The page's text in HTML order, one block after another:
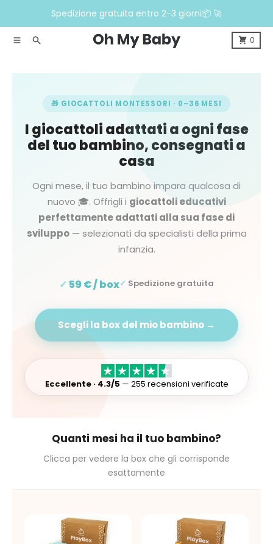
Vai direttamente ai contenuti
Spedizione gratuita entro 2-3 giorni📦 🚀
MenùRicerca 0
🎁 GIOCATTOLI MONTESSORI · 0–36 MESI
I giocattoli adattati a ogni fase
del tuo bambino, consegnati a
casa
Ogni mese, il tuo bambino impara qualcosa di
nuovo 🎓. Offrigli i giocattoli educativi
perfettamente adattati alla sua fase di
sviluppo— selezionati da specialisti della prima
infanzia.
59 € / box Spedizione gratuita
Scegli la box del mio bambino →
Eccellente · 4.3/5 — 255 recensioni verificate
Quanti mesi ha il tuo bambino?
Clicca per vedere la box che gli corrisponde
esattamente